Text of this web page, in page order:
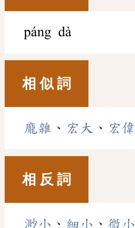
páng dà
相 似 詞
龐雜 、 宏大 、 宏偉
相 反 詞
渺小 、 細小 、 微小